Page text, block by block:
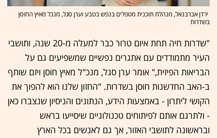
ירדן אברבנאל, מנהלת תוכנית מטפלים בנפש בטבע וערן סגל, מנכל מאיץ החוסן
בשדרות
"שדרות חיה תחת איום טרור כבר למעלה מ-20 שנה, ותושבי
העיר מתמודדים עם אתגרים נפשיים שמשפיעים גם על
הבריאות הפיזית," אומר ערן סגל, מנכ"ל מאיץ חוסן ויזם שותף
ב-האב החדשנות חוסן בשדרות. "החזון שלנו הוא להפוך את
הקושי ליתרון - באמצעות הידע, הנתונים והניסיון שנצברו כאן
- ולתרגם אותם לפיתוחים טכנולוגיים שיסייעו בראש
ובראשונה לתושבי האזור, אך גם לאנשים בכל הארץ